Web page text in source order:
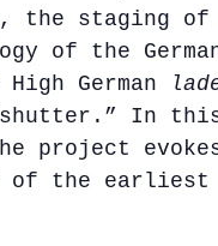
the staging of
of the
German
In
project
of the earliest